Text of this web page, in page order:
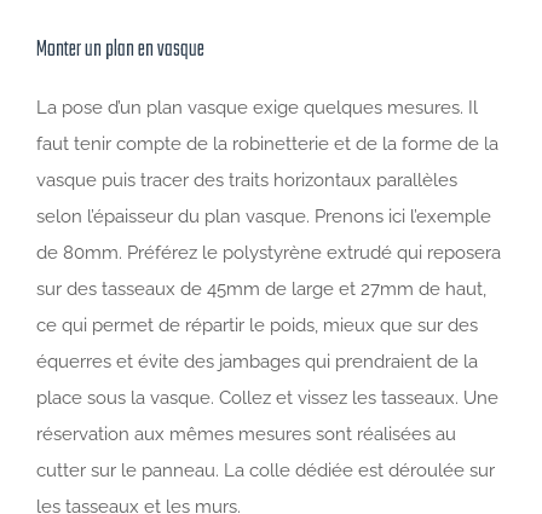
Monter un plan en vasque
La pose d’un plan vasque exige quelques mesures. Il
faut tenir compte de la robinetterie et de la forme de la
vasque puis tracer des traits horizontaux parallèles
selon l’épaisseur du plan vasque. Prenons ici l’exemple
de 80mm. Préférez le polystyrène extrudé qui reposera
sur des tasseaux de 45mm de large et 27mm de haut,
ce qui permet de répartir le poids, mieux que sur des
équerres et évite des jambages qui prendraient de la
place sous la vasque. Collez et vissez les tasseaux. Une
réservation aux mêmes mesures sont réalisées au
cutter sur le panneau. La colle dédiée est déroulée sur
les tasseaux et les murs.